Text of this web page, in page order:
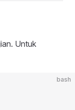
Untuk
bash